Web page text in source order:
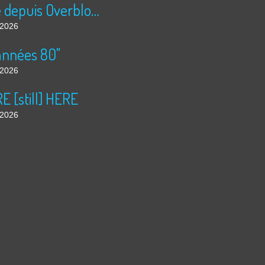
Publié depuis Overblog et Facebook
80"
[still] HERE